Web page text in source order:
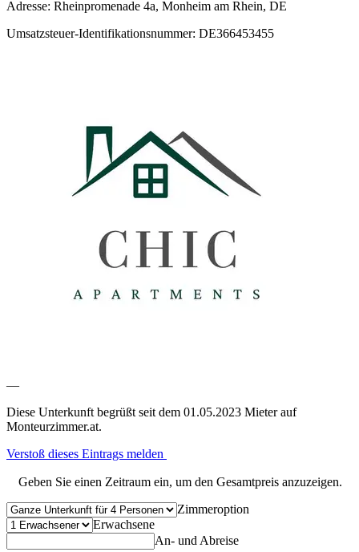
Adresse: Rheinpromenade 4a, Monheim am Rhein, DE
Umsatzsteuer-Identifikationsnummer: DE366453455
—
Diese Unterkunft begrüßt seit dem 01.05.2023 Mieter auf
Monteurzimmer.at.
Verstoß dieses Eintrags melden
Geben Sie einen Zeitraum ein, um den Gesamtpreis anzuzeigen.
Zimmeroption
Erwachsene
An- und Abreise